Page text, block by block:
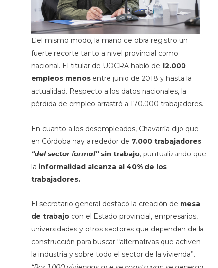
Del mismo modo, la mano de obra registró un
fuerte recorte tanto a nivel provincial como
nacional. El titular de UOCRA habló de 12.000
empleos menosentre junio de 2018 y hasta la
actualidad. Respecto a los datos nacionales, la
pérdida de empleo arrastró a 170.000 trabajadores.
En cuanto a los desempleados, Chavarría dijo que
en Córdoba hay alrededor de 7.000 trabajadores
“del sector formal”sin trabajo, puntualizando que
la informalidad alcanza al 40% de los
trabajadores.
El secretario general destacó la creación de mesa
de trabajocon el Estado provincial, empresarios,
universidades y otros sectores que dependen de la
construcción para buscar “alternativas que activen
la industria y sobre todo el sector de la vivienda”.